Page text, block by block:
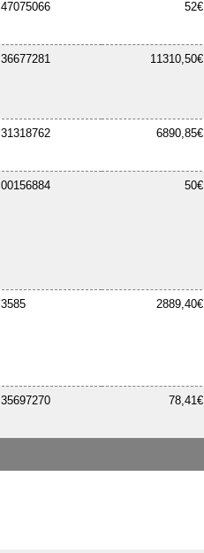
47075066 52€
36677281 11310,50€
31318762 6890,85€
00156884 50€
3585 2889,40€
35697270 78,41€